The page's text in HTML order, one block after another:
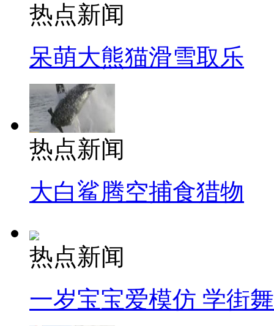
热点新闻
呆萌大熊猫滑雪取乐
热点新闻
大白鲨腾空捕食猎物
热点新闻
一岁宝宝爱模仿 学街